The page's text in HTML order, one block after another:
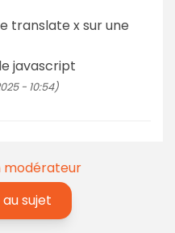
translate x sur une
javascript
- 10:54)
modérateur
sujet